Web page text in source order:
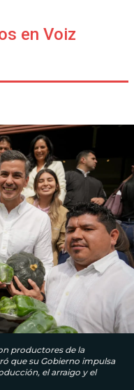
en Voiz
productores de la
que su Gobierno impulsa
el arraigo y el